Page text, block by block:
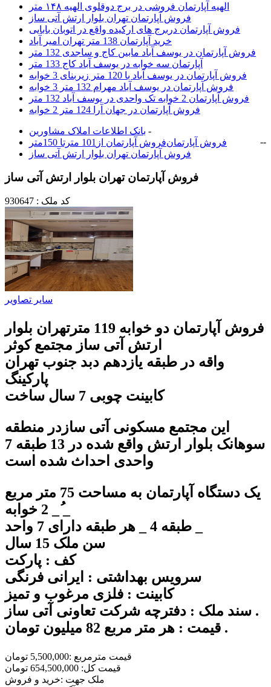
الهیه آپارتمان فروشی در برج دوقلوی الهیه ۱۴۸ متر
فروش آپارتمان تهران بلوار ارتش آتی ساز
فروش آپارتمان دربرج های ارکیده واقع در اتوبان بابایی
خرید آپارتمان 138 متر تهران امیر آباد
فروش آپارتمان در یوسف آباد مابین کاج و ساجدی 132 متر
آپارتمان سه خوابه در یوسف آباد کاج 133 متر
فروش آپارتمان در یوسف آباد با 120 متر زیربنای 3 خوابه
فروش آپارتمان در یوسف آباد مهرام 132 متر 3 خوابه
فروش آپارتمان 2 خوابه تک واحدی در یوسف آباد 132 متر
فروش آپارتمان در جهان آرا 124 متر 2 خوابه
بانک اطلاعات املاک مشاورين -
فروش آپارتمان
- فروش آپارتمان از101 مترتا 150متر
-
فروش آپارتمان تهران بلوار ارتش آتی ساز
فروش آپارتمان تهران بلوار ارتش آتی ساز
کد ملک : 930647
سایر تصاویر
فروش آپارتمان دو خوابه 119 مترتهران بلوار
ارتش آتی ساز مجتمع کوثر
واقه در طبقه یازدهم دبد جنوب تهران
پارکینگ
کابینت چوبی 7 سال ساخت
این مجتمع مسکونی آتی سازدر منطقه
سوهانک بلوار ارتش واقع شده در 13 طبقه 7
واحدی احداث شده است
یک دستگاه آپارتمان به مساحت 75 متر مربع
ُ_ 2 خوابه_
سن ملک 15 سال
کف : پارکت
سرویس بهداشتی : ایرانی فرنگی
کابینت : فلزی مرغوب و تمیز
سند ملک : دفترچه شرکت تعاونی آتی ساز .
قیمت : هر متر مربع 82 میلیون تومان .
قیمت مترمربع :5,500,000 تومان
قیمت کل: 654,500,000 تومان
ملک جهت :خريد و فروش